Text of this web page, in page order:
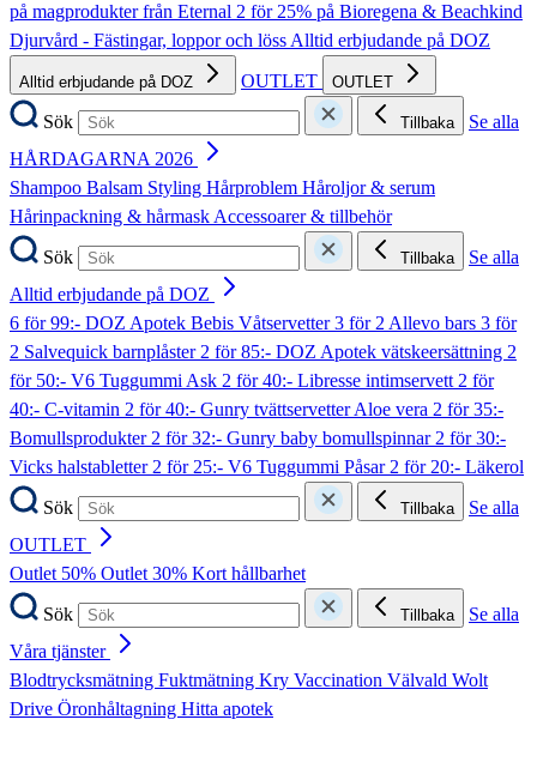
på magprodukter från Eternal 2 för 25% på Bioregena & Beachkind
Djurvård - Fästingar, loppor och lössAlltid erbjudande på DOZ
Alltid erbjudande på DOZ OUTLET OUTLET
Sök Tillbaka
Se alla
HÅRDAGARNA 2026
Shampoo Balsam Styling Hårproblem Håroljor & serum
Hårinpackning & hårmaskAccessoarer & tillbehör
Sök
Tillbaka
Se alla
Alltid erbjudande på DOZ
6 för 99:- DOZ Apotek Bebis Våtservetter3 för 2 Allevo bars 3 för
2 Salvequick barnplåster2 för 85:- DOZ Apotek vätskeersättning 2
för 50:- V6 Tuggummi Ask 2 för 40:- Libresse intimservett2 för
40:- C-vitamin 2 för 40:- Gunry tvättservetter Aloe vera 2 för 35:-
Bomullsprodukter2 för 32:- Gunry baby bomullspinnar2 för 30:-
Vicks halstabletter2 för 25:- V6 Tuggummi Påsar2 för 20:- Läkerol
Sök
Tillbaka
Se alla
OUTLET
Outlet 50% Outlet 30% Kort hållbarhet
Sök
Tillbaka
Se alla
Våra tjänster
Blodtrycksmätning Fuktmätning Kry Vaccination Välvald Wolt
Drive Öronhåltagning Hitta apotek